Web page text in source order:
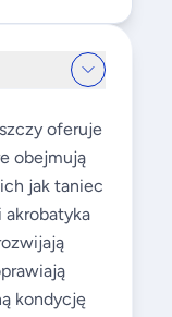
oferuje
obejmują
jak taniec
kondycję